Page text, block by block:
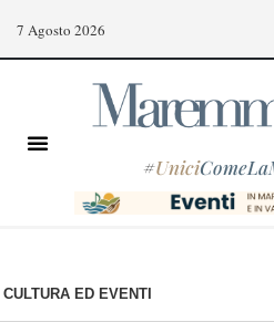
7 Agosto 2026
#Unici
CULTURA ED EVENTI